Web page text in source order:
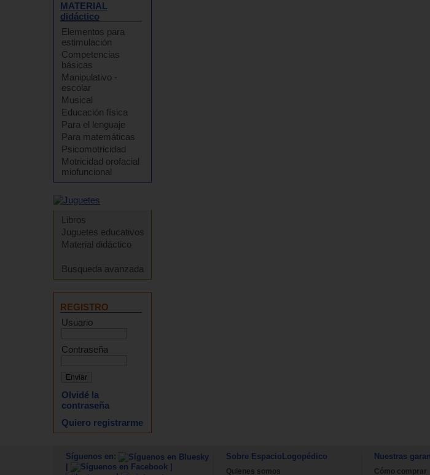
MATERIAL
didáctico
Elementos para
estimulación
Competencias
básicas
Manipulativo -
escolar
Musical
Educación física
Para el lenguaje
Para matemáticas
Psicomotricidad
Motricidad orofacial
miofuncional
Libros
Juguetes educativos
Material didáctico
Busqueda avanzada
REGISTRO
Usuario
Contraseña
Olvidé la
contraseña
Quiero registrarme
Síguenos en:
|
|
Sobre EspacioLogopédico
Quienes somos
Nuestras
Cómo comprar